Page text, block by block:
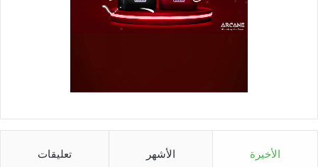
الأخيرة الأشهر تعليقات